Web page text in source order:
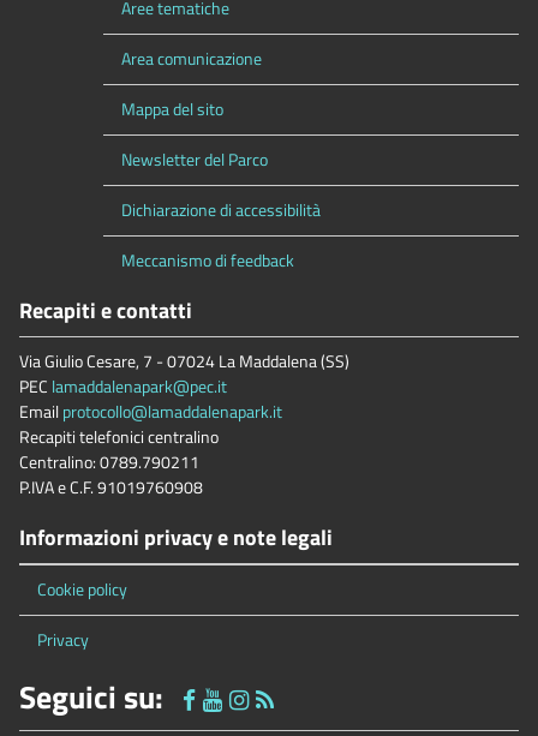
Aree tematiche
Area comunicazione
Mappa del sito
Newsletter del Parco
Dichiarazione di accessibilità
Meccanismo di feedback
Recapiti e contatti
Via Giulio Cesare, 7 - 07024 La Maddalena (SS)
PEC lamaddalenapark@pec.it
Emailprotocollo@lamaddalenapark.it
Recapiti telefonici centralino
Centralino: 0789.790211
P.IVA e C.F. 91019760908
Informazioni privacy e note legali
Cookie policy
Privacy
Seguici su: